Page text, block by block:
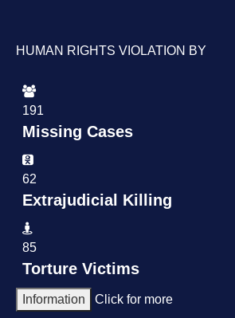
HUMAN RIGHTS VIOLATION BY
191
Missing Cases
62
Extrajudicial Killing
85
Torture Victims
Click for more
Information